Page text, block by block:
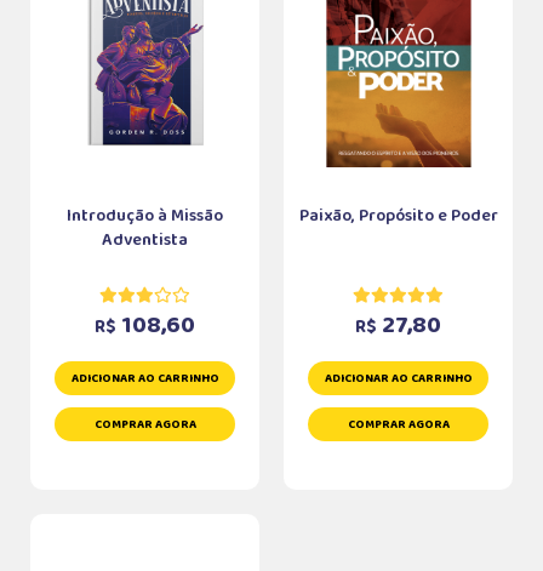
Introdução à Missão
Adventista
R$ 108,60
ADICIONAR AO CARRINHO
COMPRAR AGORA
Paixão, Propósito e Poder
R$ 27,80
ADICIONAR AO CARRINHO
COMPRAR AGORA